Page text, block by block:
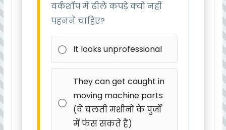
वर्कशॉप में ढीले कपड़े क्यों नहीं
पहनने चाहिए?
It looks unprofessional
They can get caught in
moving machine parts
(वे चलती मशीनों के पुर्जों
में फंस सकते हैं)